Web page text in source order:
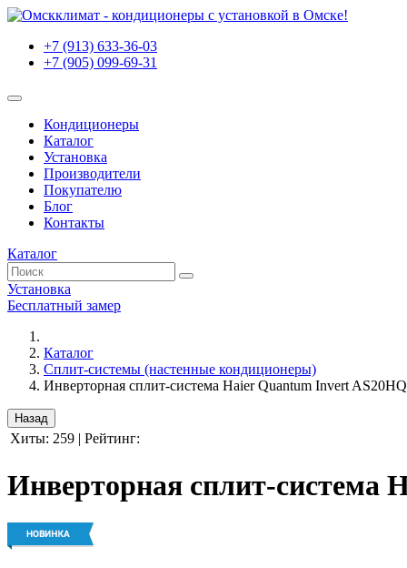
+7 (913) 633-36-03
+7 (905) 099-69-31
Кондиционеры
Каталог
Установка
Производители
Покупателю
Блог
Контакты
Каталог
Установка
Бесплатный замер
Каталог
Сплит-системы (настенные кондиционеры)
Инверторная сплит-система Haier Quantum Invert
Хиты: 259 | Рейтинг:
Инверторная сплит-система